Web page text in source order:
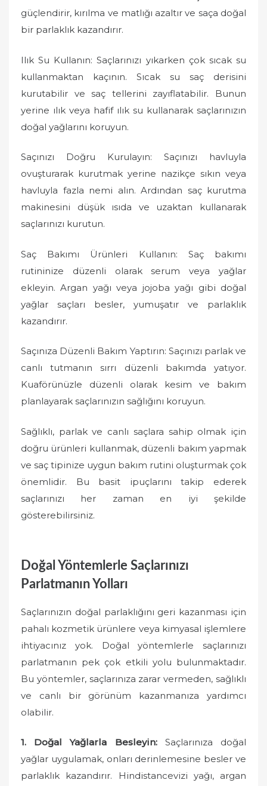
güçlendirir, kırılma ve matlığı azaltır ve saça doğal
bir parlaklık kazandırır.
Ilık Su Kullanın: Saçlarınızı yıkarken çok sıcak su
kullanmaktan kaçının. Sıcak su saç derisini
kurutabilir ve saç tellerini zayıflatabilir. Bunun
yerine ılık veya hafif ılık su kullanarak saçlarınızın
doğal yağlarını koruyun.
Saçınızı Doğru Kurulayın: Saçınızı havluyla
ovuşturarak kurutmak yerine nazikçe sıkın veya
havluyla fazla nemi alın. Ardından saç kurutma
makinesini düşük ısıda ve uzaktan kullanarak
saçlarınızı kurutun.
Saç Bakımı Ürünleri Kullanın: Saç bakımı
rutininize düzenli olarak serum veya yağlar
ekleyin. Argan yağı veya jojoba yağı gibi doğal
yağlar saçları besler, yumuşatır ve parlaklık
kazandırır.
Saçınıza Düzenli Bakım Yaptırın: Saçınızı parlak ve
canlı tutmanın sırrı düzenli bakımda yatıyor.
Kuaförünüzle düzenli olarak kesim ve bakım
planlayarak saçlarınızın sağlığını koruyun.
Sağlıklı, parlak ve canlı saçlara sahip olmak için
doğru ürünleri kullanmak, düzenli bakım yapmak
ve saç tipinize uygun bakım rutini oluşturmak çok
önemlidir. Bu basit ipuçlarını takip ederek
saçlarınızı her zaman en iyi şekilde
gösterebilirsiniz.
Doğal Yöntemlerle Saçlarınızı
Parlatmanın Yolları
Saçlarınızın doğal parlaklığını geri kazanması için
pahalı kozmetik ürünlere veya kimyasal işlemlere
ihtiyacınız yok. Doğal yöntemlerle saçlarınızı
parlatmanın pek çok etkili yolu bulunmaktadır.
Bu yöntemler, saçlarınıza zarar vermeden, sağlıklı
ve canlı bir görünüm kazanmanıza yardımcı
olabilir.
1. Doğal Yağlarla Besleyin:Saçlarınıza doğal
yağlar uygulamak, onları derinlemesine besler ve
parlaklık kazandırır. Hindistancevizi yağı, argan